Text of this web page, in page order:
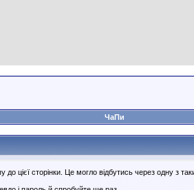
ЧаПи
цієї сторінки. Це могло відбутись через одну з